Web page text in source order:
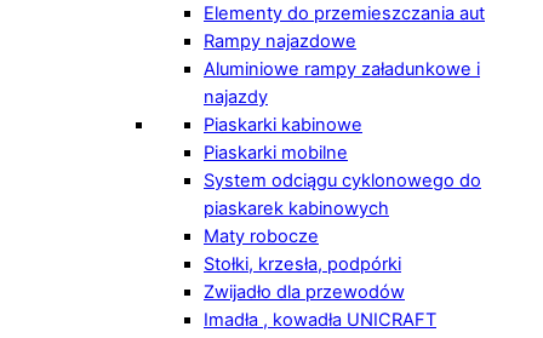
Elementy do przemieszczania aut
Rampy najazdowe
Aluminiowe rampy załadunkowe i
najazdy
Piaskarki kabinowe
Piaskarki mobilne
System odciągu cyklonowego do
piaskarek kabinowych
Maty robocze
Stołki, krzesła, podpórki
Zwijadło dla przewodów
Imadła , kowadła UNICRAFT